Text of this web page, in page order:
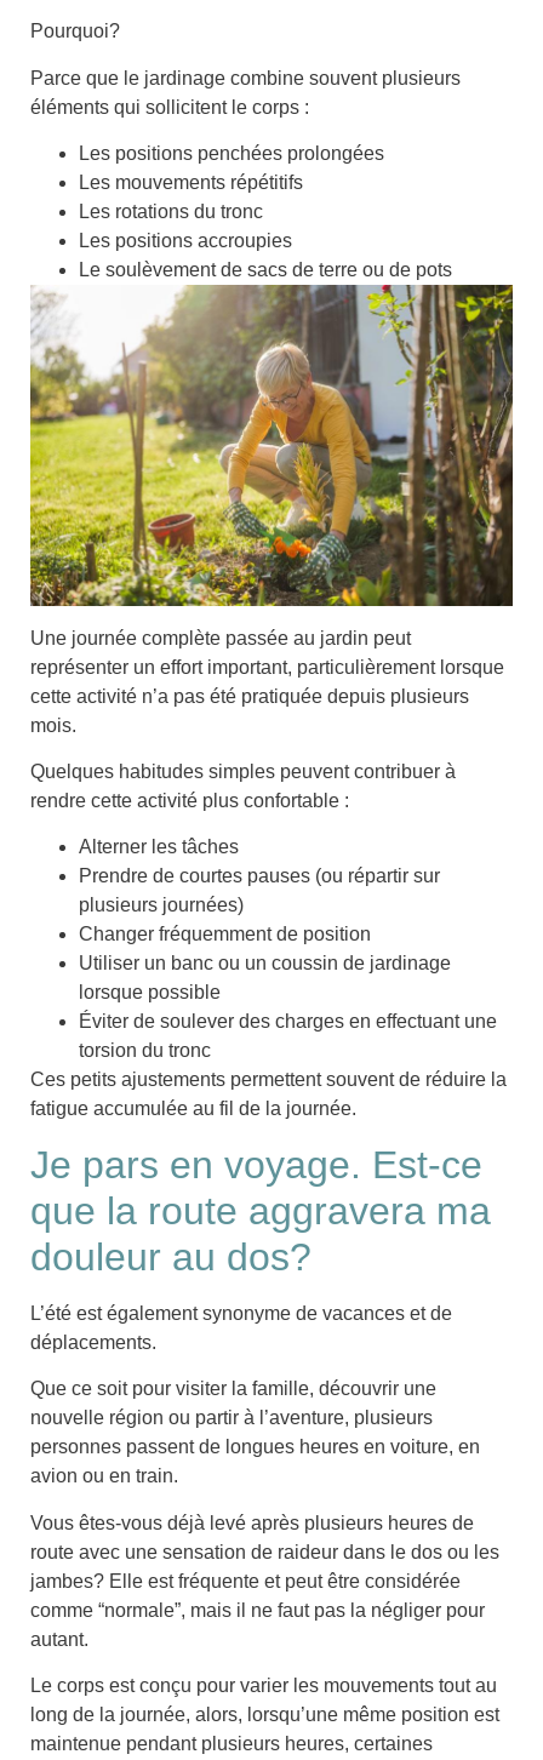
Pourquoi?
Parce que le jardinage combine souvent plusieurs
éléments qui sollicitent le corps :
Les positions penchées prolongées
Les mouvements répétitifs
Les rotations du tronc
Les positions accroupies
Le soulèvement de sacs de terre ou de pots
Une journée complète passée au jardin peut
représenter un effort important, particulièrement lorsque
cette activité n’a pas été pratiquée depuis plusieurs
mois.
Quelques habitudes simples peuvent contribuer à
rendre cette activité plus confortable :
Alterner les tâches
Prendre de courtes pauses (ou répartir sur
plusieurs journées)
Changer fréquemment de position
Utiliser un banc ou un coussin de jardinage
lorsque possible
Éviter de soulever des charges en effectuant une
torsion du tronc
Ces petits ajustements permettent souvent de réduire la
fatigue accumulée au fil de la journée.
Je pars en voyage. Est-ce
que la route aggravera ma
douleur au dos?
L’été est également synonyme de vacances et de
déplacements.
Que ce soit pour visiter la famille, découvrir une
nouvelle région ou partir à l’aventure, plusieurs
personnes passent de longues heures en voiture, en
avion ou en train.
Vous êtes-vous déjà levé après plusieurs heures de
route avec une sensation de raideur dans le dos ou les
jambes? Elle estfréquente et peut être considérée
comme “normale”, mais il ne faut pas la négliger pour
autant.
Le corps est conçu pour varier les mouvements tout au
long de la journée, alors, lorsqu’une même position est
maintenue pendant plusieurs heures, certaines